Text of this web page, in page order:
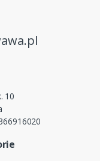
10